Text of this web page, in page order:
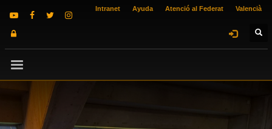
Intranet Ayuda Atenció al Federat Valencià